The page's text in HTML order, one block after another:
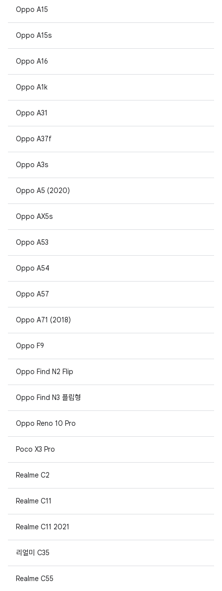
Oppo A15
Oppo A15s
Oppo A16
Oppo A1k
Oppo A31
Oppo A37f
Oppo A3s
Oppo A5 (2020)
Oppo AX5s
Oppo A53
Oppo A54
Oppo A57
Oppo A71 (2018)
Oppo F9
Oppo Find N2 Flip
Oppo Find N3 플립형
Oppo Reno 10 Pro
Poco X3 Pro
Realme C2
Realme C11
Realme C11 2021
리얼미 C35
Realme C55